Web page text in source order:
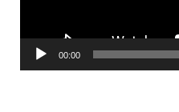
00:00